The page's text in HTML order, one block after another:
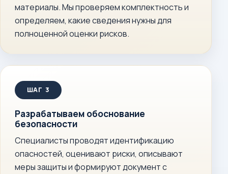
материалы. Мы проверяем комплектность и
определяем, какие сведения нужны для
полноценной оценки рисков.
Разрабатываем обоснование
безопасности
Специалисты проводят идентификацию
опасностей, оценивают риски, описывают
меры защиты и формируют документ с